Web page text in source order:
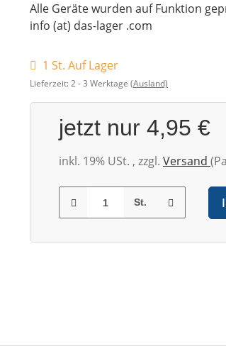
Alle Geräte wurden auf Funktion
info (at) das-lager .com
1 St. Auf Lager
Lieferzeit:2 - 3 Werktage (Ausland)
jetzt nur 4,95 €
inkl. 19% USt. , zzgl. Versand
St.